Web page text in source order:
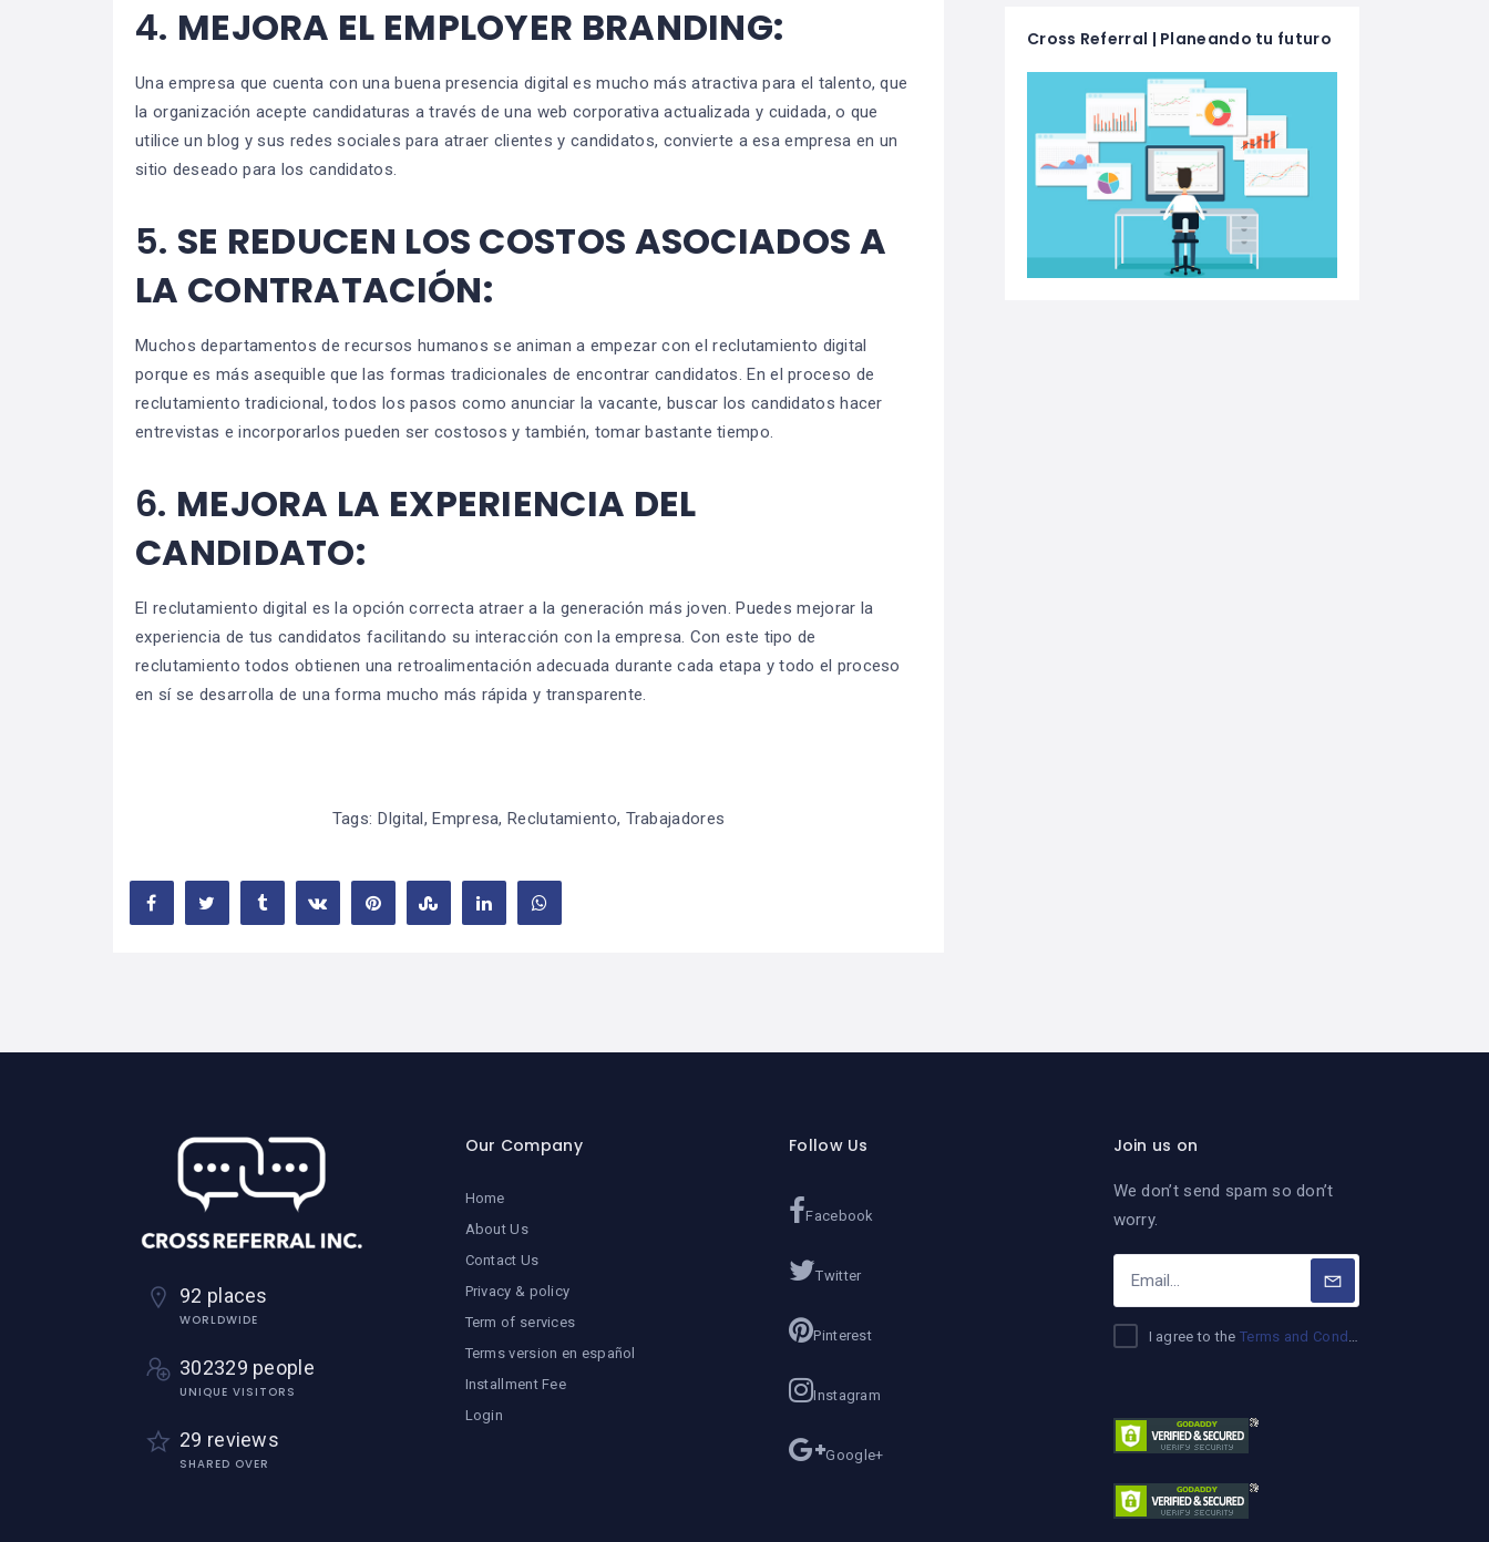
4. MEJORA EL EMPLOYER BRANDING:
Una empresa que cuenta con una buena presencia digital es mucho más atractiva para el talento, que
la organización acepte candidaturas a través de una web corporativa actualizada y cuidada, o que
utilice un blog y sus redes sociales para atraer clientes y candidatos, convierte a esa empresa en un
sitio deseado para los candidatos.
5. SE REDUCEN LOS COSTOS ASOCIADOS A
LA CONTRATACIÓN:
Muchos departamentos de recursos humanos se animan a empezar con el reclutamiento digital
porque es más asequible que las formas tradicionales de encontrar candidatos. En el proceso de
reclutamiento tradicional, todos los pasos como anunciar la vacante, buscar los candidatos hacer
entrevistas e incorporarlos pueden ser costosos y también, tomar bastante tiempo.
6. MEJORA LA EXPERIENCIA DEL
CANDIDATO:
El reclutamiento digital es la opción correcta atraer a la generación más joven. Puedes mejorar la
experiencia de tus candidatos facilitando su interacción con la empresa. Con este tipo de
reclutamiento todos obtienen una retroalimentación adecuada durante cada etapa y todo el proceso
en sí se desarrolla de una forma mucho más rápida y transparente.
Tags: DIgital,Empresa,Reclutamiento, Trabajadores
Cross Referral | Planeando tu futuro
92 places
WORLDWIDE
302329 people
UNIQUE VISITORS
29 reviews
SHARED OVER
Our Company
Home
About Us
Contact Us
Privacy & policy
Term of services
Terms version en español
Installment Fee
Login
Follow Us
Facebook
Twitter
Pinterest
Instagram
Google+
Join us on
We don’t send spam so don’t
worry.
I agree to theTerms and Conditions